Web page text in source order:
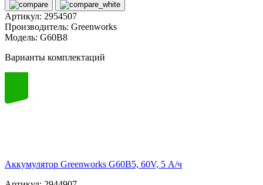
Артикул: 2954507
Производитель: Greenworks
Модель: G60B8
Варианты комплектаций
Аккумулятор Greenworks G60B5, 60V, 5 А/ч